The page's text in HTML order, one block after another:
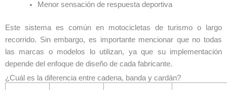
Menor sensación de respuesta deportiva
Este sistema es común en motocicletas de turismo o largo
recorrido. Sin embargo, es importante mencionar que no todas
las marcas o modelos lo utilizan, ya que su implementación
depende del enfoque de diseño de cada fabricante.
¿Cuál es la diferencia entre cadena, banda y cardán?